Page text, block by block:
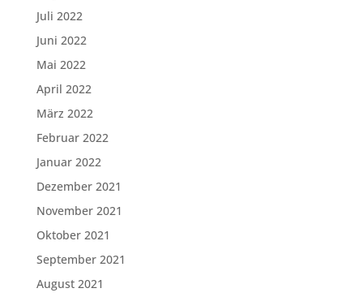
Juli 2022
Juni 2022
Mai 2022
April 2022
März 2022
Februar 2022
Januar 2022
Dezember 2021
November 2021
Oktober 2021
September 2021
August 2021